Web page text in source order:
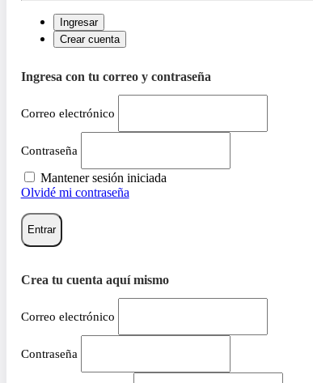
Ingresar
Crear cuenta
Ingresa con tu correo y contraseña
Correo electrónico
Contraseña
Mantener sesión iniciada
Olvidé mi contraseña
Entrar
Crea tu cuenta aquí mismo
Correo electrónico
Contraseña